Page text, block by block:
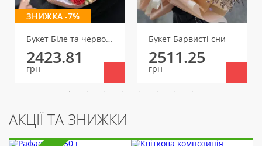
ЗНИЖКА -7%
Букет Біле та червоне
2423.81
грн
Букет Барвисті сни
2511.25
грн
АКЦІЇ ТА ЗНИЖКИ